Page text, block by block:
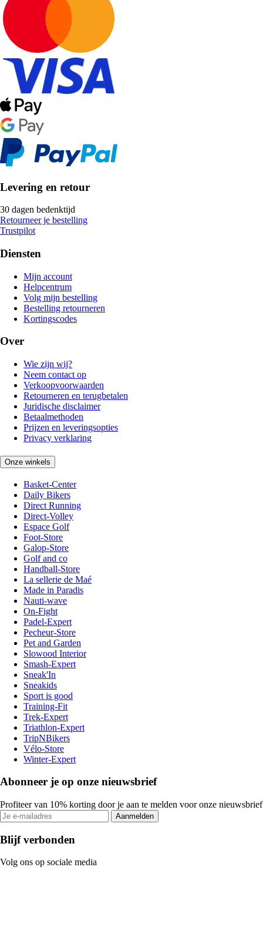
Levering en retour
30 dagen bedenktijd
Retourneer je bestelling
Trustpilot
Diensten
Mijn account
Helpcentrum
Volg mijn bestelling
Bestelling retourneren
Kortingscodes
Over
Wie zijn wij?
Neem contact op
Verkoopvoorwaarden
Retourneren en terugbetalen
Juridische disclaimer
Betaalmethoden
Prijzen en leveringsopties
Privacy verklaring
Onze winkels
Basket-Center
Daily Bikers
Direct Running
Direct-Volley
Espace Golf
Foot-Store
Galop-Store
Golf and co
Handball-Store
La sellerie de Maé
Made in Paradis
Nauti-wave
On-Fight
Padel-Expert
Pecheur-Store
Pet and Garden
Slowood Interior
Smash-Expert
Sneak'In
Sneakids
Sport is good
Training-Fit
Trek-Expert
Triathlon-Expert
TripNBikers
Vélo-Store
Winter-Expert
Abonneer je op onze nieuwsbrief
Profiteer van 10% korting door je aan te melden voor onze nieuwsbrief
Aanmelden
Blijf verbonden
Volg ons op sociale media